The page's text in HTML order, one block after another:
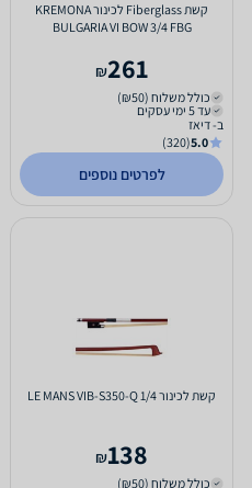
קשת Fiberglass לכינור KREMONA
BULGARIA VI BOW 3/4 FBG
261
₪
כולל משלוח (₪50)
עד 5 ימי עסקים
ב- דיאז
5.0
(320)
לפרטים נוספים
קשת לכינור 1/4 LE MANS VIB-S350-Q
138
₪
כולל משלוח (₪50)